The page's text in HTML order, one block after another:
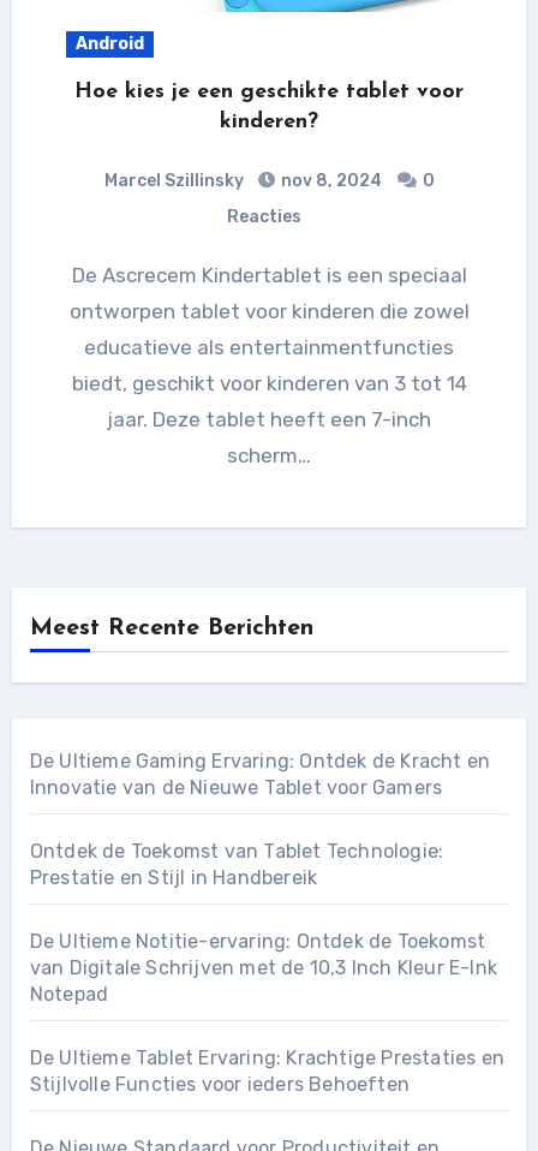
Android
Hoe kies je een geschikte tablet voor
kinderen?
Marcel Szillinsky nov 8, 2024
0
Reacties
De Ascrecem Kindertablet is een speciaal
ontworpen tablet voor kinderen die zowel
educatieve als entertainmentfuncties
biedt, geschikt voor kinderen van 3 tot 14
jaar. Deze tablet heeft een 7-inch
scherm…
Meest Recente Berichten
De Ultieme Gaming Ervaring: Ontdek de Kracht en
Innovatie van de Nieuwe Tablet voor Gamers
Ontdek de Toekomst van Tablet Technologie:
Prestatie en Stijl in Handbereik
De Ultieme Notitie-ervaring: Ontdek de Toekomst
van Digitale Schrijven met de 10,3 Inch Kleur E-Ink
Notepad
De Ultieme Tablet Ervaring: Krachtige Prestaties en
Stijlvolle Functies voor ieders Behoeften